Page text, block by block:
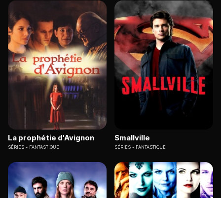
La prophétie d'Avignon
SÉRIES FANTASTIQUE
Smallville
SÉRIES FANTASTIQUE